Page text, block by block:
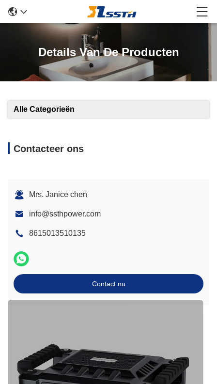
Details Van De Producten
Alle Categorieën
Contacteer ons
Mrs. Janice chen
info@ssthpower.com
8615013510135
Contact nu